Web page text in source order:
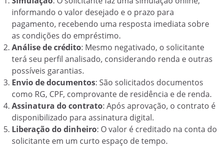
informando o valor desejado e o prazo para
pagamento, recebendo uma resposta imediata sobre
as condições do empréstimo.
Análise de crédito: Mesmo negativado, o solicitante
terá seu perfil analisado, considerando renda e outras
possíveis garantias.
Envio de documentos: São solicitados documentos
como RG, CPF, comprovante de residência e de renda.
Assinatura do contrato: Após aprovação, o contrato é
disponibilizado para assinatura digital.
Liberação do dinheiro: O valor é creditado na conta do
solicitante em um curto espaço de tempo.